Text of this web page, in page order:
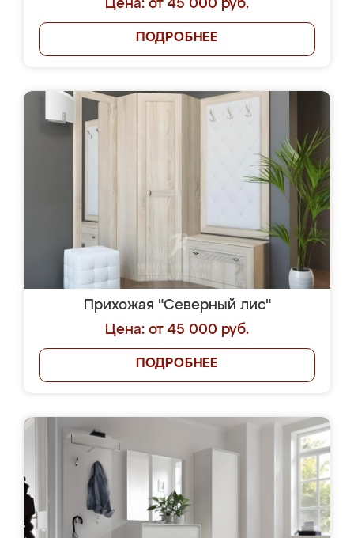
Цена: от 45 000 руб.
ПОДРОБНЕЕ
Прихожая "Северный лис"
Цена: от 45 000 руб.
ПОДРОБНЕЕ